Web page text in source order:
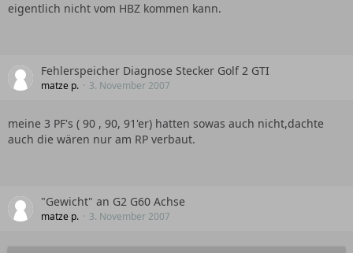
HBZ ist haupt bremszylinder oder?
einstellen
eigentlich nicht vom HBZ kommen kann.
Fehlerspeicher Diagnose Stecker Golf 2 GTI
matze p. 3. November 2007
meine 3 PF's ( 90 , 90, 91'er) hatten sowas auch nicht,dachte
auch die wären nur am RP verbaut.
"Gewicht" an G2 G60 Achse
matze p. 3. November 2007